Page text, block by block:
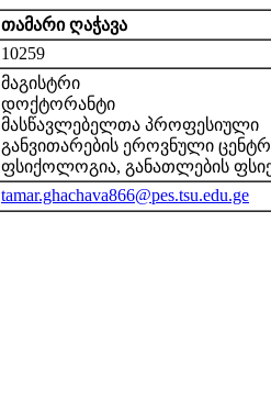
თამარი ღაჭავა
10259
მაგისტრი
დოქტორანტი
მასწავლებელთა პროფესიული
განვითარების ეროვნული
ფსიქოლოგია, განათლების
tamar.ghachava866@pes.tsu.edu.ge